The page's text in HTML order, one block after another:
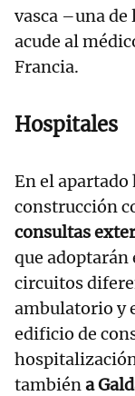
vasca –una
acude al
Francia.
Hospitales
En el
construcción
consultas
que
circuitos
ambulatorio y
edificio de
tambiéna